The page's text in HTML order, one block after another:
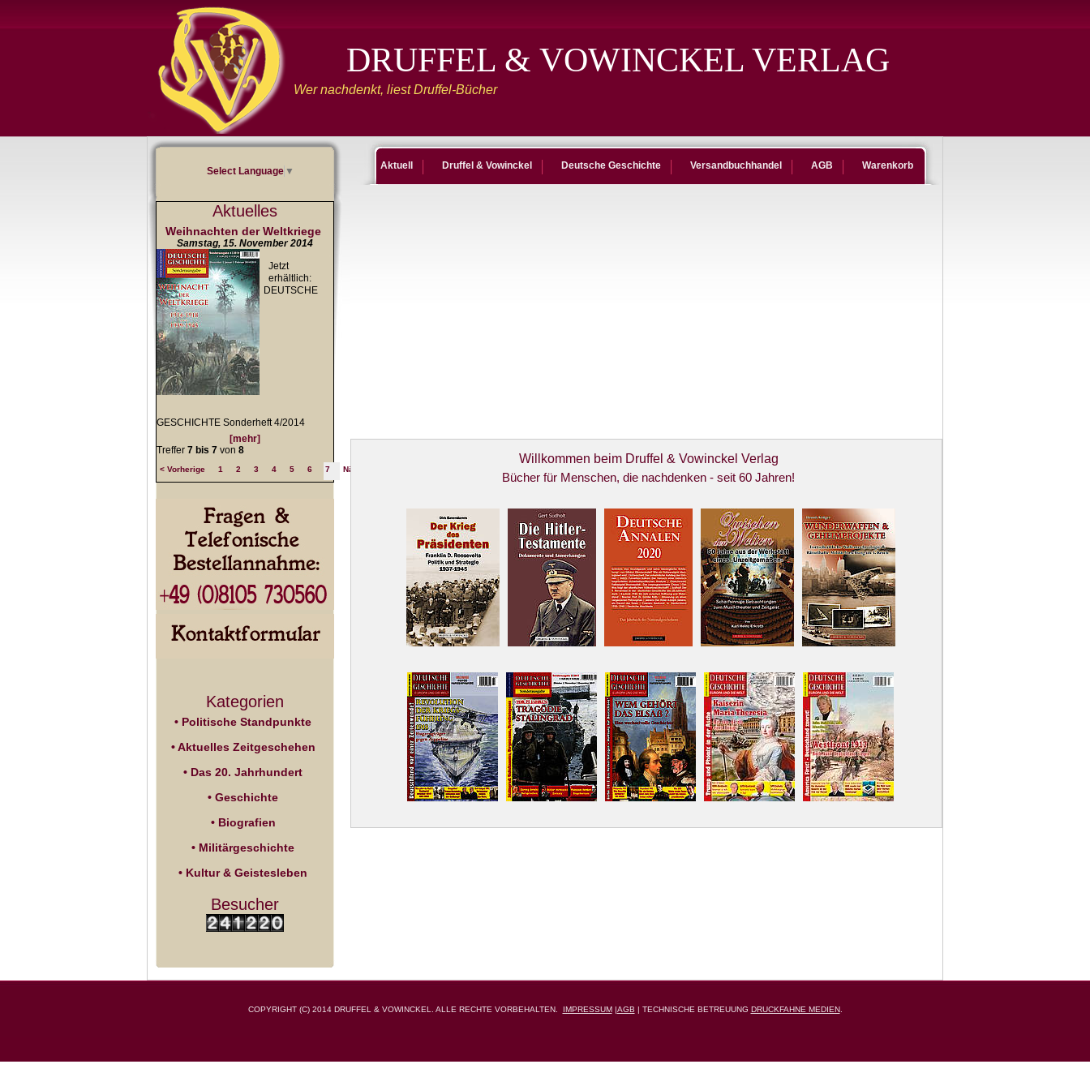
DRUFFEL & VOWINCKEL VERLAG
Wer nachdenkt, liest Druffel-Bücher
Select Language ▼
Aktuelles
Weihnachten der Weltkriege
Samstag, 15. November 2014
Jetzt
erhältlich:
DEUTSCHE
GESCHICHTE Sonderheft 4/2014
[mehr]
Treffer 7 bis 7 von 8
< Vorherige 1 2 3 4 5 6 7 Nächste >
Kategorien
• Politische Standpunkte
• Aktuelles Zeitgeschehen
• Das 20. Jahrhundert
• Geschichte
• Biografien
• Militärgeschichte
• Kultur & Geistesleben
Besucher
Aktuell Druffel & Vowinckel Deutsche Geschichte Versandbuchhandel AGB Warenkorb
Willkommen beim Druffel & Vowinckel Verlag
Bücher für Menschen, die nachdenken - seit 60 Jahren!
COPYRIGHT (C) 2014 DRUFFEL & VOWINCKEL. ALLE RECHTE VORBEHALTEN. IMPRESSUM|AGB | TECHNISCHE BETREUUNG DRUCKFAHNE MEDIEN.